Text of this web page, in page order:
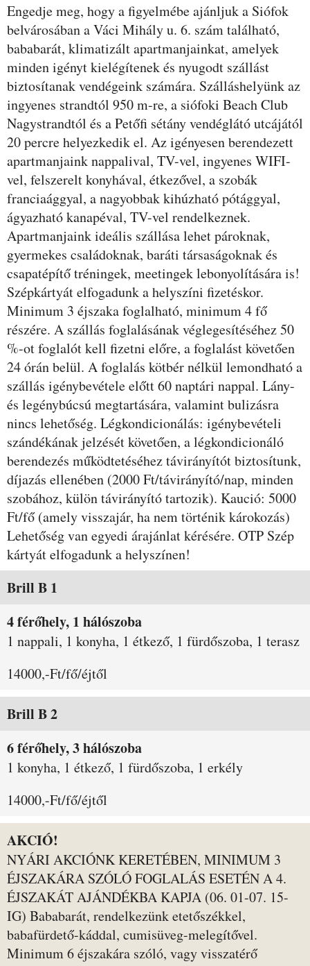
Leírás
Engedje meg, hogy a figyelmébe ajánljuk a Siófok
belvárosában a Váci Mihály u. 6. szám található,
bababarát, klimatizált apartmanjainkat, amelyek
minden igényt kielégítenek és nyugodt szállást
biztosítanak vendégeink számára. Szálláshelyünk az
ingyenes strandtól 950 m-re, a siófoki Beach Club
Nagystrandtól és a Petőfi sétány vendéglátó utcájától
20 percre helyezkedik el. Az igényesen berendezett
apartmanjaink nappalival, TV-vel, ingyenes WIFI-
vel, felszerelt konyhával, étkezővel, a szobák
franciaággyal, a nagyobbak kihúzható pótággyal,
ágyazható kanapéval, TV-vel rendelkeznek.
Apartmanjaink ideális szállása lehet pároknak,
gyermekes családoknak, baráti társaságoknak és
csapatépítő tréningek, meetingek lebonyolítására is!
Szépkártyát elfogadunk a helyszíni fizetéskor.
Minimum 3 éjszaka foglalható, minimum 4 fő
részére. A szállás foglalásának véglegesítéséhez 50
%-ot foglalót kell fizetni előre, a foglalást követően
24 órán belül. A foglalás kötbér nélkül lemondható a
szállás igénybevétele előtt 60 naptári nappal. Lány-
és legénybúcsú megtartására, valamint bulizásra
nincs lehetőség. Légkondicionálás: igénybevételi
szándékának jelzését követően, a légkondicionáló
berendezés működtetéséhez távirányítót biztosítunk,
díjazás ellenében (2000 Ft/távirányító/nap, minden
szobához, külön távirányító tartozik). Kaució: 5000
Ft/fő (amely visszajár, ha nem történik károkozás)
Lehetőség van egyedi árajánlat kérésére. OTP Szép
kártyát elfogadunk a helyszínen!
Szobák és árak
Brill B 1
4 férőhely, 1 hálószoba
1 nappali, 1 konyha, 1 étkező, 1 fürdőszoba, 1 terasz
14000,-Ft/fő/éjtől
Brill B 2
6 férőhely, 3 hálószoba
1 konyha, 1 étkező, 1 fürdőszoba, 1 erkély
14000,-Ft/fő/éjtől
AKCIÓ!
NYÁRI AKCIÓNK KERETÉBEN, MINIMUM 3
ÉJSZAKÁRA SZÓLÓ FOGLALÁS ESETÉN A 4.
ÉJSZAKÁT AJÁNDÉKBA KAPJA (06. 01-07. 15-
IG) Bababarát, rendelkezünk etetőszékkel,
babafürdető-káddal, cumisüveg-melegítővel.
Minimum 6 éjszakára szóló, vagy visszatérő